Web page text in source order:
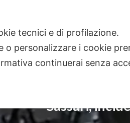
Sassari,
tecnici e di profilazione.
o personalizzare i cookie
continuerai senza